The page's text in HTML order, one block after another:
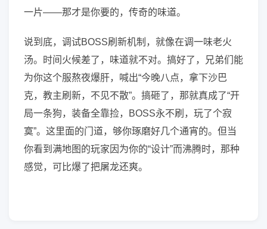
一片——那才是你要的，传奇的味道。
说到底，调试BOSS刷新机制，就像在调一味老火
汤。时间火候差了，味道就不对。搞好了，兄弟们能
为你这个服熬夜爆肝，喊出“今晚八点，拿下沙巴
克，教主刷新，不见不散”。搞砸了，那就真成了“开
局一条狗，装备全靠捡，BOSS永不刷，玩了个寂
寞”。这里面的门道，够你琢磨好几个通宵的。但当
你看到满地图的玩家因为你的“设计”而沸腾时，那种
感觉，可比爆了把屠龙还爽。